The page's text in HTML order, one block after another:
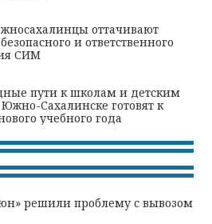
оттачивают
и ответственного
СИМ
пути к школам и детским
Сахалинске готовят к
учебного года
решили проблему с вывозом